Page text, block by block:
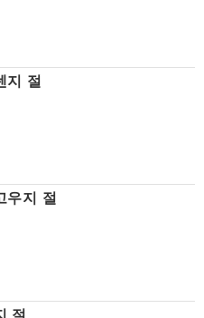
지 절
우지 절